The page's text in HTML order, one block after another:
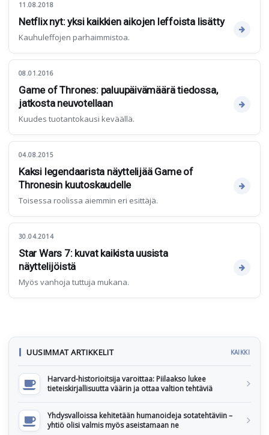
11.08.2018
Netflix nyt: yksi kaikkien aikojen leffoista lisätty
Kauhuleffojen parhaimmistoa.
08.01.2016
Game of Thrones: paluupäivämäärä tiedossa,
jatkosta neuvotellaan
Kuudes tuotantokausi keväällä.
04.08.2015
Kaksi legendaarista näyttelijää Game of
Thronesin kuutoskaudelle
Toisessa roolissa aiemmin eri esittäjä.
30.04.2014
Star Wars 7: kuvat kaikista uusista
näyttelijöistä
Myös vanhoja tuttuja mukana.
UUSIMMAT ARTIKKELIT KAIKKI
Harvard-historioitsija varoittaa: Piilaakso lukee
tieteiskirjallisuutta väärin ja ottaa valtion tehtäviä
Yhdysvalloissa kehitetään humanoideja sotatehtäviin –
yhtiö olisi valmis myös aseistamaan ne